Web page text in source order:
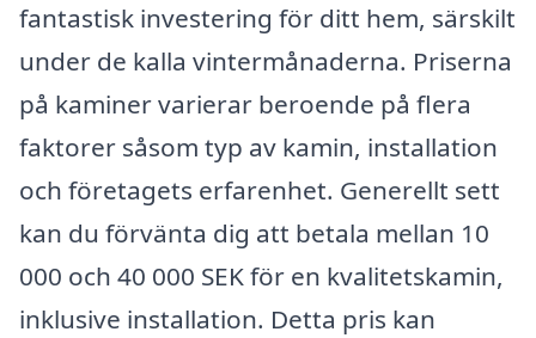
fantastisk investering för ditt hem, särskilt
under de kalla vintermånaderna. Priserna
på kaminer varierar beroende på flera
faktorer såsom typ av kamin, installation
och företagets erfarenhet. Generellt sett
kan du förvänta dig att betala mellan 10
000 och 40 000 SEK för en kvalitetskamin,
inklusive installation. Detta pris kan